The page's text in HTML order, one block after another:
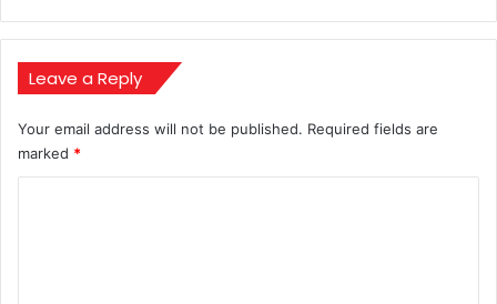
GSAT-
satellite
into
space
Leave a Reply
Your email address will not be published. Required fields are
marked *